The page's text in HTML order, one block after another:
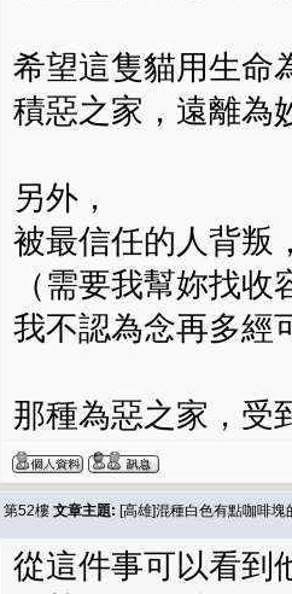
希望這隻貓用生命
積惡之家，遠離為
另外，
被最信任的人背叛
（需要我幫妳找
我不認為念再多經
那種為惡之家，受
第52樓 文章主題: [高雄]混種白色有點咖啡
從這件事可以看到